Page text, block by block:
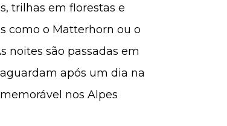
trilhas em florestas e
como o Matterhorn ou o
noites são passadas em
após um dia na
nos Alpes